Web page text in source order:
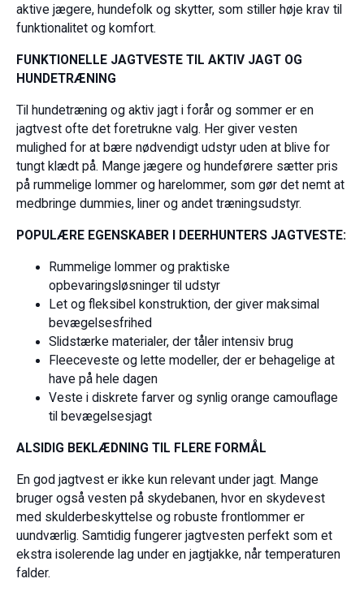
aktive jægere, hundefolk og skytter, som stiller høje krav til
funktionalitet og komfort.
FUNKTIONELLE JAGTVESTE TIL AKTIV JAGT OG
HUNDETRÆNING
Til hundetræning og aktiv jagt i forår og sommer er en
jagtvest ofte det foretrukne valg. Her giver vesten
mulighed for at bære nødvendigt udstyr uden at blive for
tungt klædt på. Mange jægere og hundeførere sætter pris
på rummelige lommer og harelommer, som gør det nemt at
medbringe dummies, liner og andet træningsudstyr.
POPULÆRE EGENSKABER I DEERHUNTERS JAGTVESTE:
Rummelige lommer og praktiske
opbevaringsløsninger til udstyr
Let og fleksibel konstruktion, der giver maksimal
bevægelsesfrihed
Slidstærke materialer, der tåler intensiv brug
Fleeceveste og lette modeller, der er behagelige at
have på hele dagen
Veste i diskrete farver og synlig orange camouflage
til bevægelsesjagt
ALSIDIG BEKLÆDNING TIL FLERE FORMÅL
En god jagtvest er ikke kun relevant under jagt. Mange
bruger også vesten på skydebanen, hvor en skydevest
med skulderbeskyttelse og robuste frontlommer er
uundværlig. Samtidig fungerer jagtvesten perfekt som et
ekstra isolerende lag under en jagtjakke, når temperaturen
falder.